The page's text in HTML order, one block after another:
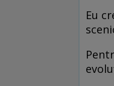
Eu